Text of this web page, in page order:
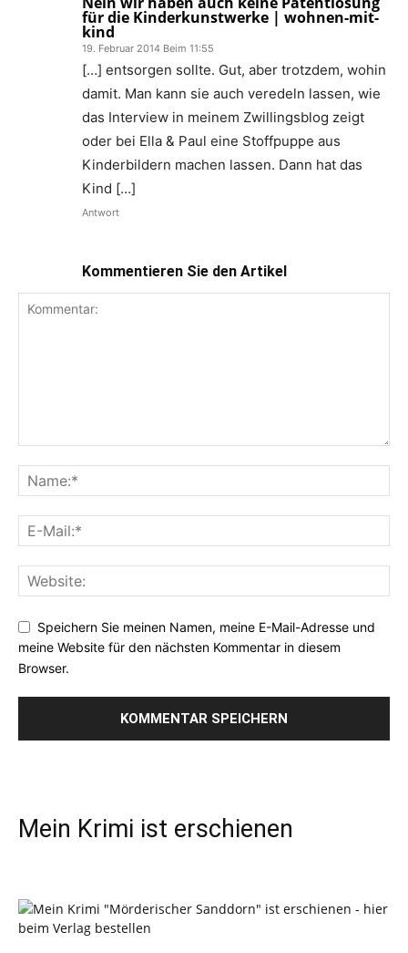
für die Kinderkunstwerke | wohnen-mit-
kind
19. Februar 2014 Beim 11:55
[…] entsorgen sollte. Gut, aber trotzdem, wohin
damit. Man kann sie auch veredeln lassen, wie
das Interview in meinem Zwillingsblog zeigt
oder bei Ella & Paul eine Stoffpuppe aus
Kinderbildern machen lassen. Dann hat das
Kind […]
Antwort
Kommentieren Sie den Artikel
Speichern Sie meinen Namen, meine E-Mail-Adresse und
meine Website für den nächsten Kommentar in diesem
Browser.
Mein Krimi ist erschienen